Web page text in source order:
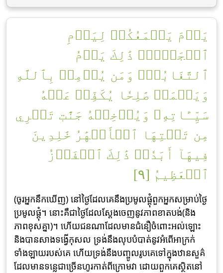
يَوۡمَ يَجۡمَعُكُمۡ لِيَوۡمِ
ٱلۡجَمۡعِۖ ذَٰلِكَ يَوۡمُ
ٱلتَّغَابُنِۗ وَمَن يُؤۡمِنۢ بِٱللَّهِ
وَيَعۡمَلۡ صَٰلِحٗا يُكَفِّرۡ عَنۡهُ
سَيِّـَٔاتِهِۦ وَيُدۡخِلۡهُ جَنَّٰتٖ تَجۡرِي
مِن تَحۡتِهَا ٱلۡأَنۡهَٰرُ خَٰلِدِينَ
فِيهَآ أَبَدٗاۚ ذَٰلِكَ ٱلۡفَوۡزُ
ٱلۡعَظِيمُ [٩]
(ចូរអ្នកនឹកឃើញ) នៅថ្ងៃដែលគេនឹងប្រមូលផ្ដុំពួកអ្នកសម្រាប់ថ្ងៃ
ប្រមូលផ្តុំ។ នោះគឺជាថ្ងៃដែលស្ដែងចេញនូវភាពខាតបង់(និង
ភាពខុសគ្នា)។ ហើយជនណាដែលមានជំនឿចំពោះអល់ឡោះ
និងបានសាងទង្វើកុសល ទ្រង់នឹងលុបបំបាត់នូវអំពើអាក្រក់
ទាំងឡាយរបស់គេ ហើយទ្រង់នឹងបញ្ចូលរូបគេទៅក្នុងឋានសួគ៌
ដែលមានទនេ្លជាច្រើនហូរកាត់ពីក្រោមវា ដោយពួកគេស្ថិតនៅ